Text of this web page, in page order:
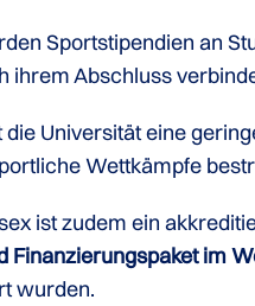
Sportstipendien an
ihrem Abschluss
Universität eine
Wettkämpfe
ist zudem ein
Finanzierungspaket im
wurden.